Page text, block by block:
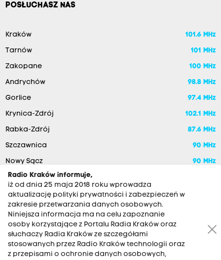
POSŁUCHASZ NAS
Kraków 101.6 MHz
Tarnów 101 MHz
Zakopane 100 MHz
Andrychów 98.8 MHz
Gorlice 97.4 MHz
Krynica-Zdrój 102.1 MHz
Rabka-Zdrój 87.6 MHz
Szczawnica 90 MHz
Nowy Sącz 90 MHz
RADIO KRAKÓW SA. Aleja Juliusza Słowackiego 22, 30-007
Radio Kraków informuje,
iż od dnia 25 maja 2018 roku wprowadza
aktualizację polityki prywatności i zabezpieczeń w
zakresie przetwarzania danych osobowych.
Niniejsza informacja ma na celu zapoznanie
osoby korzystające z Portalu Radia Kraków oraz
słuchaczy Radia Kraków ze szczegółami
stosowanych przez Radio Kraków technologii oraz
z przepisami o ochronie danych osobowych,